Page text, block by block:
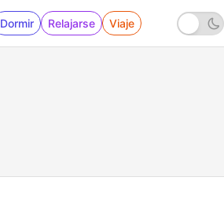
Dormir Relajarse Viaje